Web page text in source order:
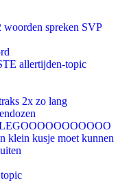
woorden spreken SVP
allertijden-topic
2x zo lang
klein kusje moet kunnen